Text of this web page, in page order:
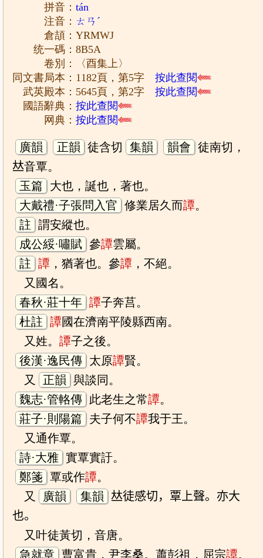
拼音：tán
注音： ㄊㄢˊ
倉頡：YRMWJ
统一碼：8B5A
卷別：〈酉集上〉
同文書局本：1182頁，第5字按此查閱
武英殿本：5645頁，第2字按此查閱
國語辭典：按此查閱
网典：按此查閱
廣韻 正韻 徒含切 集韻 韻會 徒南切，
𠀤音覃。
玉篇
大也，誕也，著也。
大戴禮·子張問入官 修業居久而譚。
註 謂安縱也。
成公綏·嘯賦 參譚雲屬。
註 譚 ，猶著也。參譚 ，不絕。
又國名。
春秋·莊十年 譚子奔莒。
杜註 譚國在濟南平陵縣西南。
又姓。譚子之後。
後漢·逸民傳 太原譚賢。
又
正韻 與談同。
魏志·管輅傳 此老生之常譚。
莊子·則陽篇
夫子何不譚我于王。
又通作覃。
詩·大雅 實覃實訏。
鄭箋 覃或作譚。
又
廣韻 集韻
𠀤徒感切，覃上聲。亦大
也。
又叶徒黃切，音唐。
急就章 曹富貴，尹李桑。蕭彭祖，屈宗譚。